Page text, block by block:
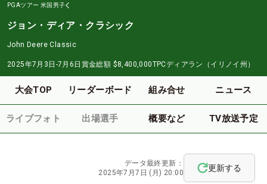
PGAツアー 米国男子
ジョン・ディア・クラシック
John Deere Classic
2025年7月3日-7月6日 賞金総額 $8,400,000TPCディアラン（イリノイ州）
大会TOP リーダーボード 組み合せ ニュース
ライブフォト 出場選手 概要など TV放送予定
データ最終更新：
2025年7月7日 (月) 20:00
更新する